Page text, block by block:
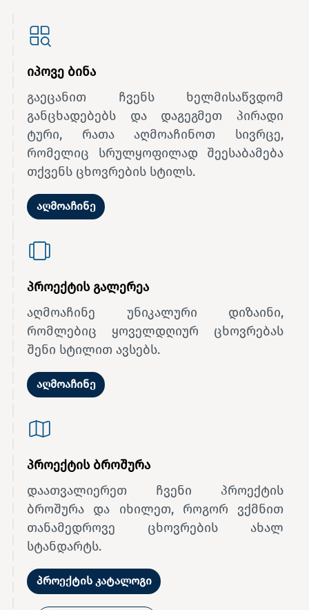
იპოვე ბინა
გაეცანით ჩვენს ხელმისაწვდომ
განცხადებებს და დაგეგმეთ პირადი
ტური, რათა აღმოაჩინოთ სივრცე,
რომელიც სრულყოფილად შეესაბამება
თქვენს ცხოვრების სტილს.
აღმოაჩინე
პროექტის გალერეა
აღმოაჩინე უნიკალური დიზაინი,
რომლებიც ყოველდღიურ ცხოვრებას
შენი სტილით ავსებს.
აღმოაჩინე
პროექტის ბროშურა
დაათვალიერეთ ჩვენი პროექტის
ბროშურა და იხილეთ, როგორ ვქმნით
თანამედროვე ცხოვრების ახალ
სტანდარტს.
პროექტის კატალოგი